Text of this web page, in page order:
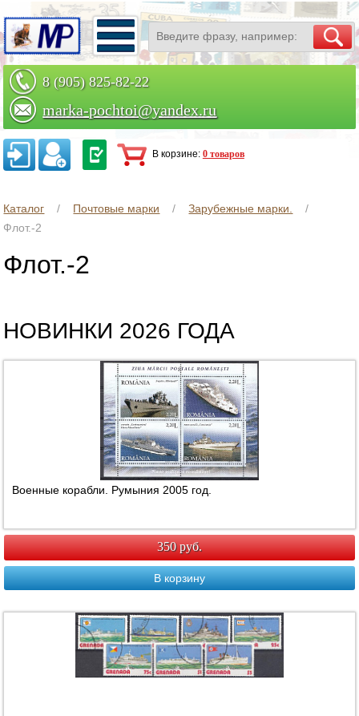
8 (905) 825-82-22
marka-pochtoi@yandex.ru
Заказать по телефону
В корзине: 0 товаров
Каталог Почтовые марки
Зарубежные марки.
Флот.-2
Флот.-2
НОВИНКИ 2026 ГОДА
Военные корабли. Румыния 2005 год.
350 руб.
В корзину